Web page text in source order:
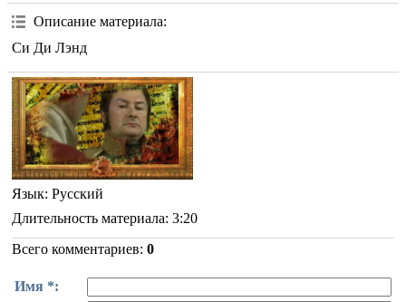
Описание материала:
Си Ди Лэнд
Язык: Русский
Длительность материала: 3:20
Всего комментариев: 0
Имя *: